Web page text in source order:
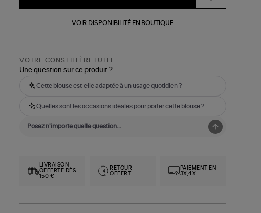
VOIR DISPONIBILITÉ EN BOUTIQUE
VOTRE CONSEILLÈRE LULLI
Une question sur ce produit ?
Cette blouse est-elle adaptée à un usage quotidien ?
Quelles sont les occasions idéales pour porter cette blouse ?
LIVRAISON
OFFERTE DÈS
150 €
RETOUR
OFFERT
PAIEMENT EN
3X,4X